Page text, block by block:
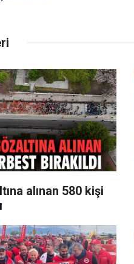
alınan 580 kişi